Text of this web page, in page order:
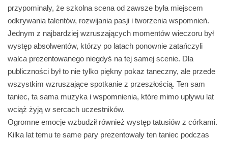
przypominały, że szkolna scena od zawsze była miejscem
odkrywania talentów, rozwijania pasji i tworzenia wspomnień.
Jednym z najbardziej wzruszających momentów wieczoru był
występ absolwentów, którzy po latach ponownie zatańczyli
walca prezentowanego niegdyś na tej samej scenie. Dla
publiczności był to nie tylko piękny pokaz taneczny, ale przede
wszystkim wzruszające spotkanie z przeszłością. Ten sam
taniec, ta sama muzyka i wspomnienia, które mimo upływu lat
wciąż żyją w sercach uczestników.
Ogromne emocje wzbudził również występ tatusiów z córkami.
Kilka lat temu te same pary prezentowały ten taniec podczas